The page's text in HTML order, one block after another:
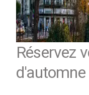
Réservez